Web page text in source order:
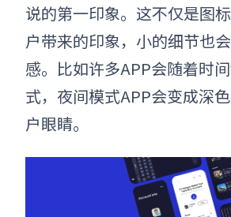
说的第一印象。这不仅是图
户带来的印象，小的细节也
感。比如许多APP会随着时
式，夜间模式APP会变成深
户眼睛。